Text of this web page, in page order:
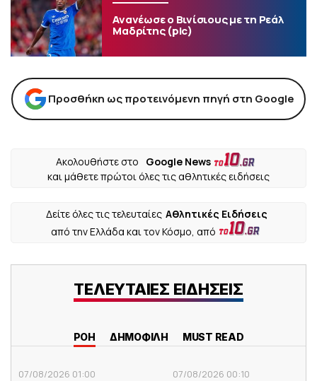
Ανανέωσε ο Βινίσιους με τη Ρεάλ
Μαδρίτης (pic)
Προσθήκη ως προτεινόμενη πηγή στη Google
Ακολουθήστε στο
Google News
και μάθετε πρώτοι όλες τις αθλητικές ειδήσεις
Δείτε όλες τις τελευταίες Αθλητικές Ειδήσεις
από την Ελλάδα και τον Κόσμο, από
ΤΕΛΕΥΤΑΙΕΣ ΕΙΔΗΣΕΙΣ
ΡΟΗ ΔΗΜΟΦΙΛΗ MUST READ
07/08/2026 01:00 07/08/2026 00:10